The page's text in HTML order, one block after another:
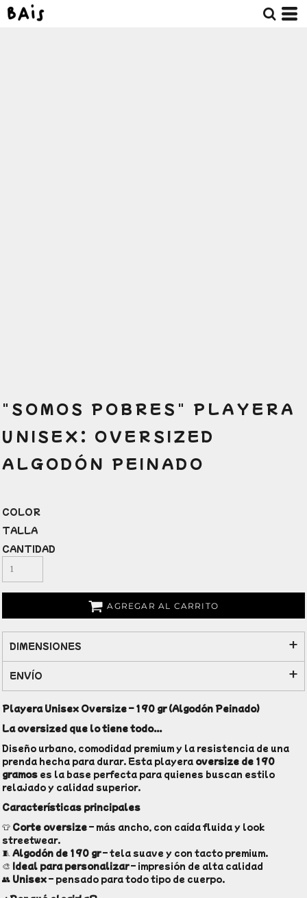
"SOMOS POBRES" PLAYERA
UNISEX: OVERSIZED
ALGODÓN PEINADO
COLOR
TALLA
CANTIDAD
AGREGAR AL CARRITO
DIMENSIONES
ENVÍO
Playera Unisex Oversize – 190 gr (Algodón Peinado)
La oversized que lo tiene todo...
Diseño urbano, comodidad premium y la resistencia de una
prenda hecha para durar. Esta playera oversize de 190
gramos es la base perfecta para quienes buscan estilo
relajado y calidad superior.
Características principales
👕 Corte oversize– más ancho, con caída fluida y look
streetwear.
🧵 Algodón de 190 gr– tela suave y con tacto premium.
🎨 Ideal para personalizar– impresión de alta calidad
👥 Unisex– pensado para todo tipo de cuerpo.